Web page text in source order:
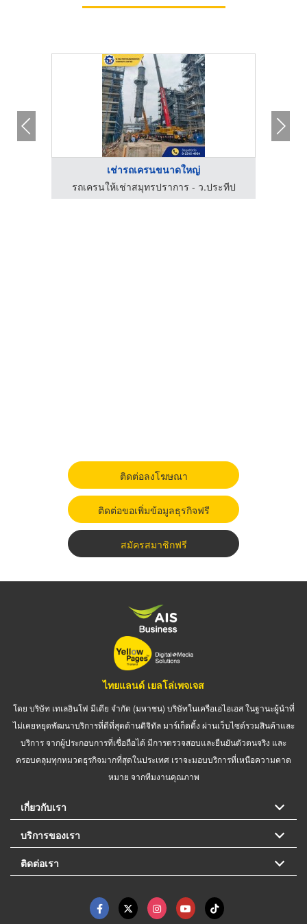
เช่ารถเครนขนาดใหญ่
รถเครนให้เช่าสมุทรปราการ - ว.ประทีป
ติดต่อลงโฆษณา
ติดต่อขอเพิ่มข้อมูลธุรกิจฟรี
สมัครสมาชิกฟรี
ไทยแลนด์ เยลโล่เพจเจส
โดย บริษัท เทเลอินโฟ มีเดีย จำกัด (มหาชน) บริษัทในเครือเอไอเอส ในฐานะผู้นำที่
ไม่เคยหยุดพัฒนาบริการที่ดีที่สุดด้านดิจิทัล มาร์เก็ตติ้ง ผ่านเว็บไซต์รวมสินค้าและ
บริการ จากผู้ประกอบการที่เชื่อถือได้ มีการตรวจสอบและยืนยันตัวตนจริง และ
ครอบคลุมทุกหมวดธุรกิจมากที่สุดในประเทศ เราจะมอบบริการที่เหนือความคาด
หมาย จากทีมงานคุณภาพ
เกี่ยวกับเรา
บริการของเรา
ติดต่อเรา